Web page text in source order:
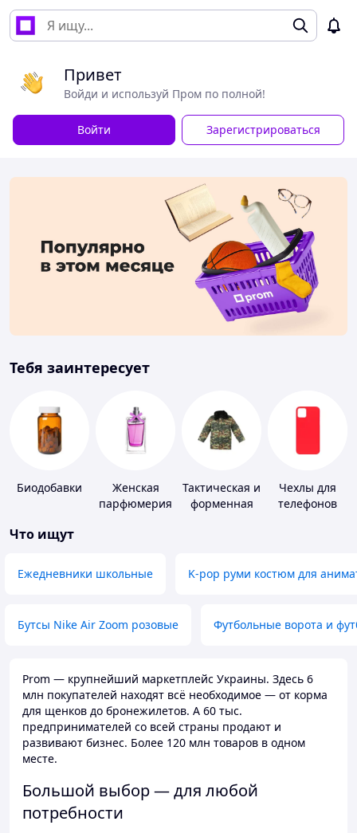
Привет
Войди и используй Пром по полной!
Войти Зарегистрироваться
Тебя заинтересует
Биодобавки
Женская
парфюмерия
Тактическая и
форменная
Чехлы для
телефонов
Что ищут
Ежедневники школьные K-pop руми костюм для
Бутсы Nike Air Zoom розовые Футбольные ворота и
Prom — крупнейший маркетплейс Украины. Здесь 6
млн покупателей находят всё необходимое — от корма
для щенков до бронежилетов. А 60 тыс.
предпринимателей со всей страны продают и
развивают бизнес. Более 120 млн товаров в одном
месте.
Большой выбор — для любой
потребности